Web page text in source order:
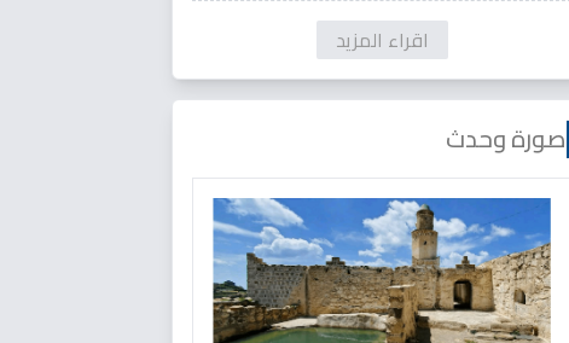
اقراء المزيد
صورة وحدث